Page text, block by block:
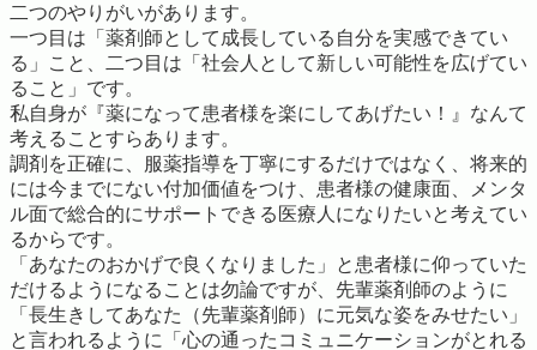
二つのやりがいがあります。
一つ目は「薬剤師として成長している自分を実感できてい
る」こと、二つ目は「社会人として新しい可能性を広げてい
ること」です。
私自身が『薬になって患者様を楽にしてあげたい！』なんて
考えることすらあります。
調剤を正確に、服薬指導を丁寧にするだけではなく、将来的
には今までにない付加価値をつけ、患者様の健康面、メンタ
ル面で総合的にサポートできる医療人になりたいと考えてい
るからです。
「あなたのおかげで良くなりました」と患者様に仰っていた
だけるようになることは勿論ですが、先輩薬剤師のように
「長生きしてあなた（先輩薬剤師）に元気な姿をみせたい」
と言われるように「心の通ったコミュニケーションがとれる